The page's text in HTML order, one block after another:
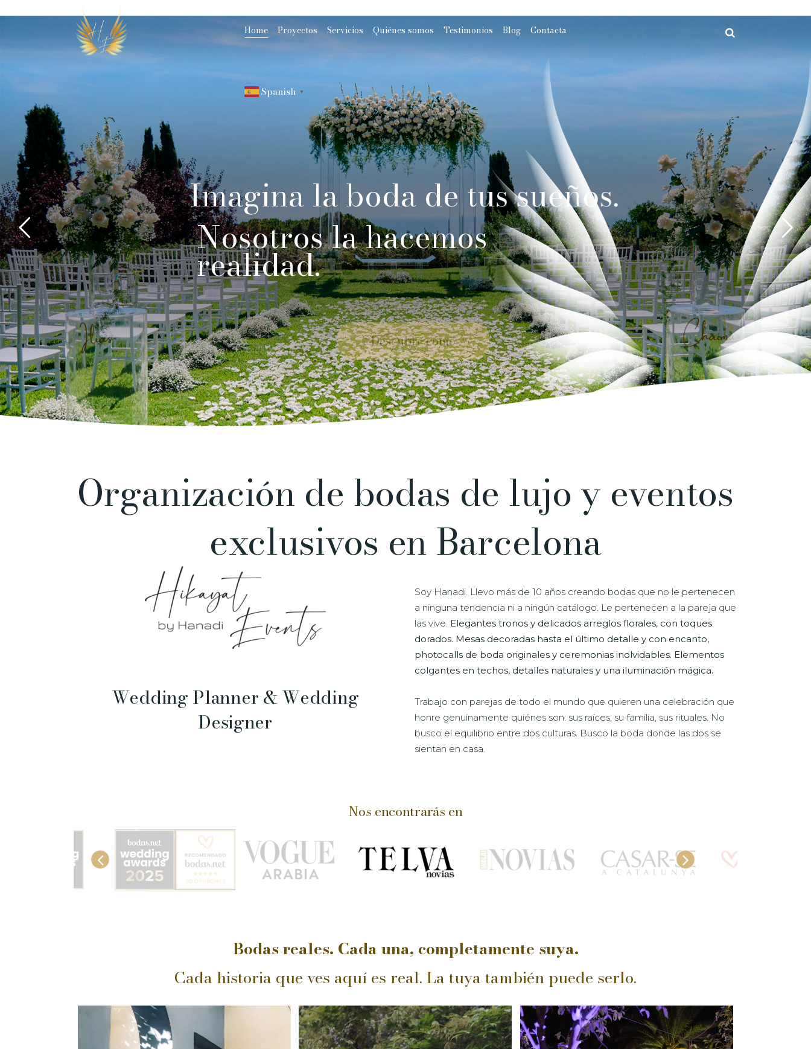
Home Proyectos Servicios Quiénes somos Testimonios Blog Contacta
Spanish ▼
Nosotros la hacemos
realidad.
Imagina la boda de tus sueños.
Descubre cómo
Organización de bodas de lujo y eventos
exclusivos en Barcelona
Wedding Planner & Wedding
Designer
Soy Hanadi. Llevo más de 10 años creando bodas que no le pertenecen
a ninguna tendencia ni a ningún catálogo. Le pertenecen a la pareja que
las vive. Elegantes tronos y delicados arreglos florales, con toques
dorados. Mesas decoradas hasta el último detalle y con encanto,
photocalls de boda originales y ceremonias inolvidables. Elementos
colgantes en techos, detalles naturales y una iluminación mágica.
Trabajo con parejas de todo el mundo que quieren una celebración que
honre genuinamente quiénes son: sus raíces, su familia, sus rituales. No
busco el equilibrio entre dos culturas. Busco la boda donde las dos se
sientan en casa.
Nos encontrarás en
Bodas reales. Cada una, completamente suya.
Cada historia que ves aquí es real. La tuya también puede serlo.